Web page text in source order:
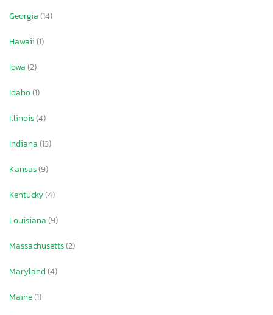
Georgia(14)
Hawaii(1)
Iowa(2)
Idaho(1)
Illinois(4)
Indiana(13)
Kansas(9)
Kentucky(4)
Louisiana(9)
Massachusetts(2)
Maryland(4)
Maine(1)